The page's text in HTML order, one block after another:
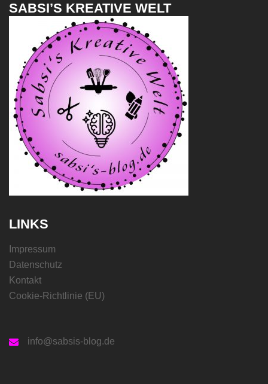
SABSI’S KREATIVE WELT
LINKS
Impressum
Datenschutz
Kontakt
Cookie-Richtlinie (EU)
info@sabsis-blog.de